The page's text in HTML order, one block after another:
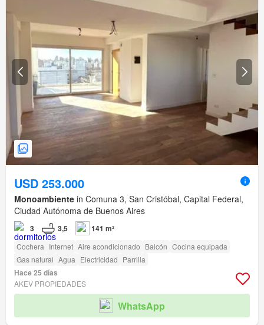
USD 253.000
Monoambiente in Comuna 3, San Cristóbal, Capital Federal,
Ciudad Autónoma de Buenos Aires
3 3,5 141 m²
Cochera Internet Aire acondicionado Balcón Cocina equipada
Gas natural Agua Electricidad Parrilla
Hace 25 días
AKEV PROPIEDADES
WhatsApp